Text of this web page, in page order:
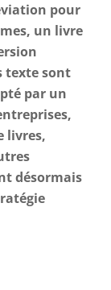
pour
un livre
texte sont
par un
livres,
désormais